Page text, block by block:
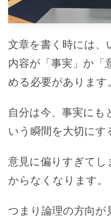
文章を書く時には、
内容が「事実」か「
める必要があります
自分は今、事実にも
いう瞬間を大切にす
意見に偏りすぎて
からなくなります。
つまり論理の方向